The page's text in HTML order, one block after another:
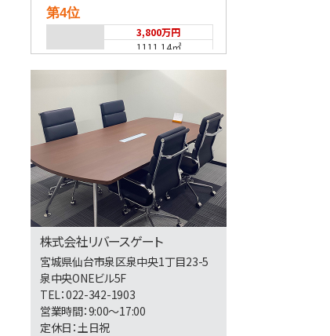
第4位
3,800万円
1111.14㎡
第5位
8,000万円
利回6.1%
長町南駅
歩20分
第6位
790万円
株式会社リバースゲート
宮城県仙台市泉区泉中央1丁目23-5
泉中央ONEビル5F
TEL：022-342-1903
営業時間：9:00～17:00
定休日：土日祝